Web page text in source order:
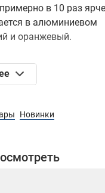
в 10 раз
в алюминиевом
и оранжевый.
— 300 люмен
света —
задач, от
Новинки